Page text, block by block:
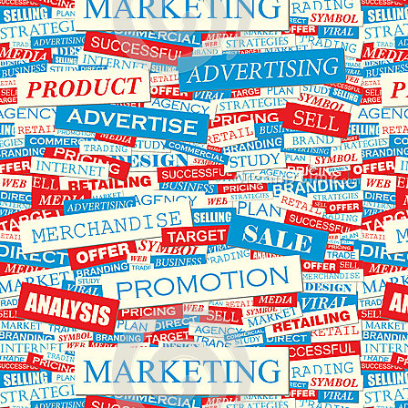
دی
ماه
افزایش
خواهد
یافت
را
روی
پنل
ثبت
نمایند